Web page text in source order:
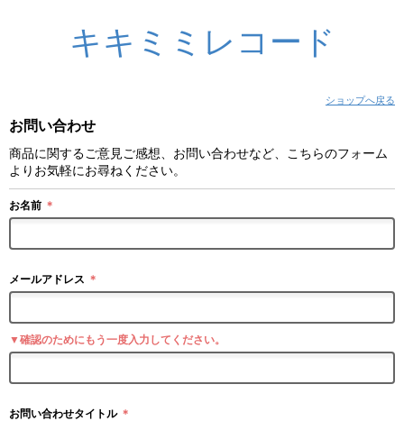
キキミミレコード
ショップへ戻る
お問い合わせ
商品に関するご意見ご感想、お問い合わせなど、こちらのフォーム
よりお気軽にお尋ねください。
お名前 ＊
メールアドレス ＊
▼確認のためにもう一度入力してください。
お問い合わせタイトル ＊